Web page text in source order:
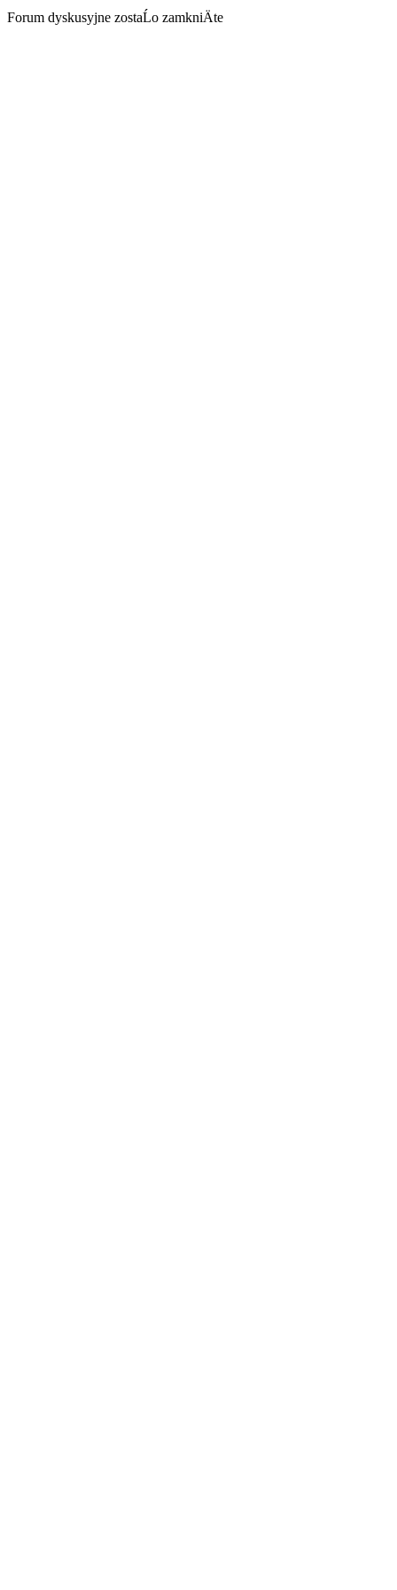
Forum dyskusyjne zostaĹo zamkniÄte